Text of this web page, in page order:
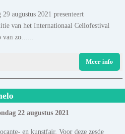
augustus 2021 presenteert
van het Internationaal Cellofestival
zo......
Meer info
22 augustus 2021
en kunstfair. Voor deze zesde